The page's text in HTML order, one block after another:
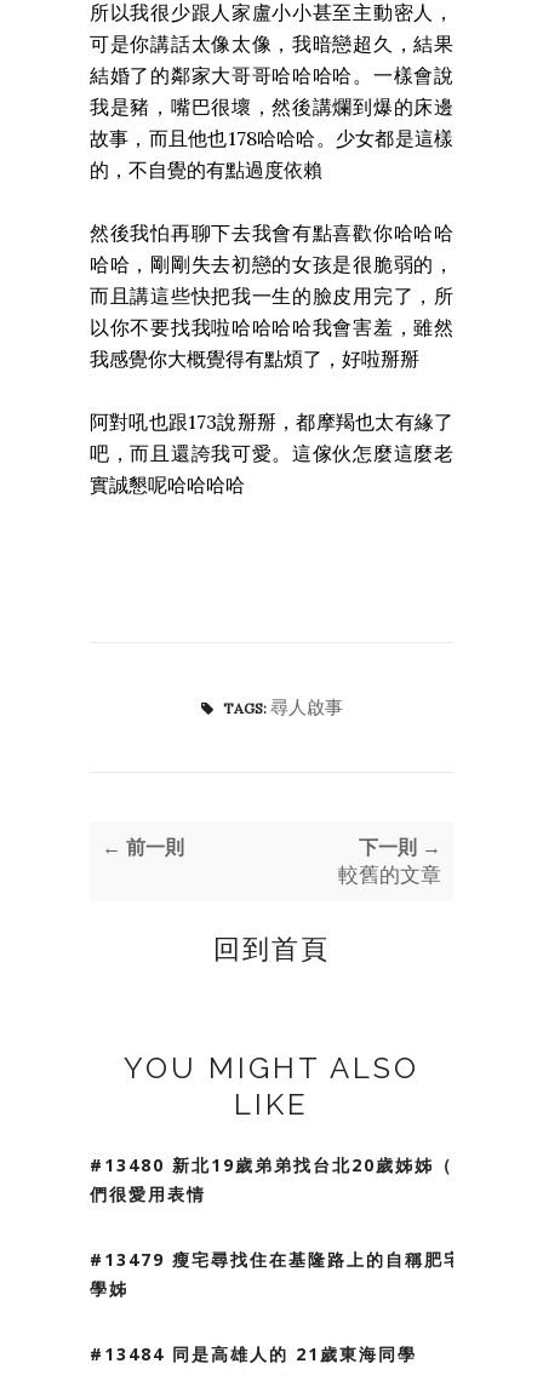
所以我很少跟人家盧小小甚至主動密人，
可是你講話太像太像，我暗戀超久，結果
結婚了的鄰家大哥哥哈哈哈哈。一樣會說
我是豬，嘴巴很壞，然後講爛到爆的床邊
故事，而且他也178哈哈哈。少女都是這樣
的，不自覺的有點過度依賴
然後我怕再聊下去我會有點喜歡你哈哈哈
哈哈，剛剛失去初戀的女孩是很脆弱的，
而且講這些快把我一生的臉皮用完了，所
以你不要找我啦哈哈哈哈我會害羞，雖然
我感覺你大概覺得有點煩了，好啦掰掰
阿對吼也跟173說掰掰，都摩羯也太有緣了
吧，而且還誇我可愛。這傢伙怎麼這麼老
實誠懇呢哈哈哈哈
TAGS: 尋人啟事
← 前一則 下一則 →
較舊的文章
回到首頁
YOU MIGHT ALSO
LIKE
#13480 新北19歲弟弟找台北20歲姊姊（我
們很愛用表情
#13479 瘦宅尋找住在基隆路上的自稱肥宅
學姊
#13484 同是高雄人的 21歲東海同學